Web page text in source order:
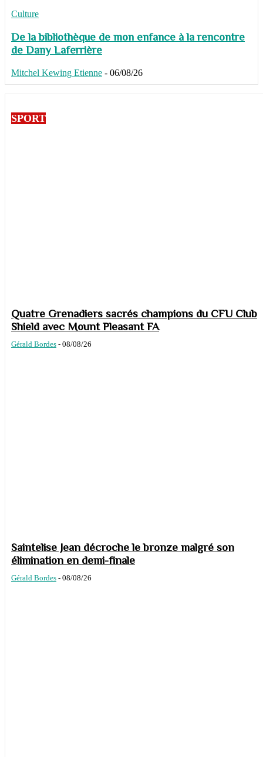
Culture
De la bibliothèque de mon enfance à la rencontre
de Dany Laferrière
Mitchel Kewing Etienne - 06/08/26
SPORT
Quatre Grenadiers sacrés champions du CFU Club
Shield avec Mount Pleasant FA
Gérald Bordes - 08/08/26
Saintelise Jean décroche le bronze malgré son
élimination en demi-finale
Gérald Bordes - 08/08/26